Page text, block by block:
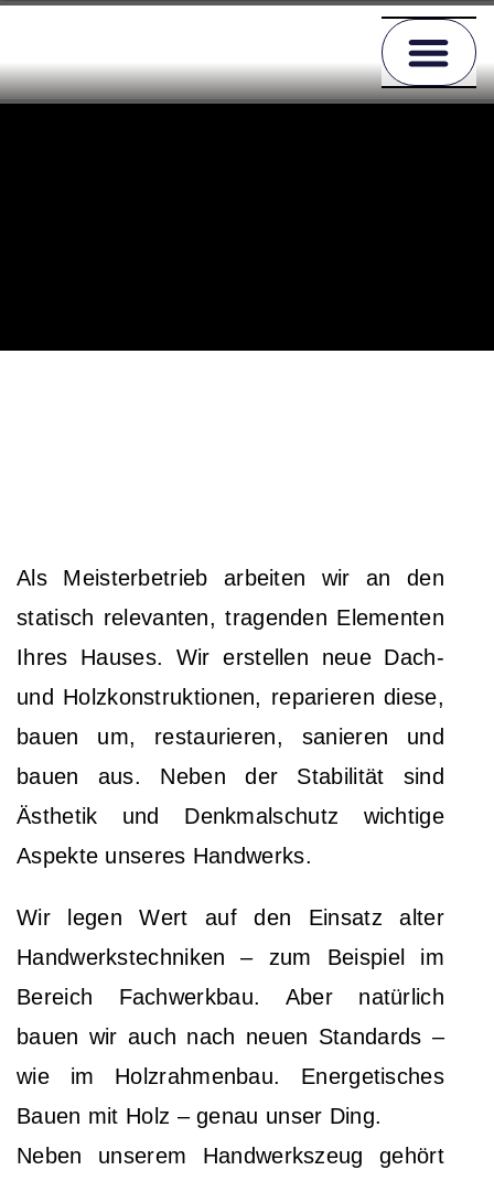
Als Meisterbetrieb arbeiten wir an den
statisch relevanten, tragenden Elementen
Ihres Hauses. Wir erstellen neue Dach-
und Holzkonstruktionen, reparieren diese,
bauen um, restaurieren, sanieren und
bauen aus. Neben der Stabilität sind
Ästhetik und Denkmalschutz wichtige
Aspekte unseres Handwerks.
Wir legen Wert auf den Einsatz alter
Handwerkstechniken – zum Beispiel im
Bereich Fachwerkbau. Aber natürlich
bauen wir auch nach neuen Standards –
wie im Holzrahmenbau. Energetisches
Bauen mit Holz – genau unser Ding.
Neben unserem Handwerkszeug gehört